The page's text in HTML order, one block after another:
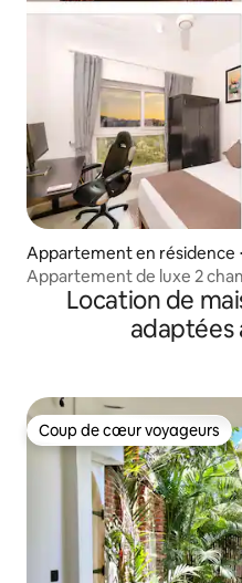
Appartement en résidence
Appartement de luxe 2
Fi 5G | Électricité 24h/24 et
Location de
adaptées
Coup de cœur voyageurs
Coup de cœur voyageurs